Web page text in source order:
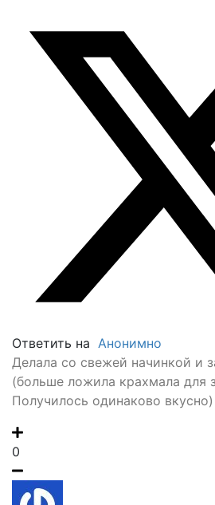
Ответить на Анонимно
Делала со свежей начинкой и
(больше ложила крахмала для
Получилось одинаково вкусно)
0